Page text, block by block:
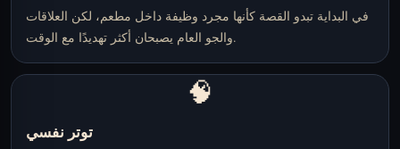
في البداية تبدو القصة كأنها مجرد وظيفة داخل مطعم، لكن العلاقات
والجو العام يصبحان أكثر تهديدًا مع الوقت.
🧠
توتر نفسي